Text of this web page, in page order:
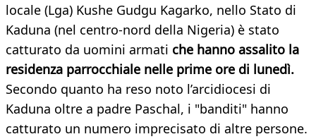
locale (Lga) Kushe Gudgu Kagarko, nello Stato di
Kaduna (nel centro-nord della Nigeria) è stato
catturato da uomini armati che hanno assalito la
residenza parrocchiale nelle prime ore di lunedì.
Secondo quanto ha reso noto l’arcidiocesi di
Kaduna oltre a padre Paschal, i "banditi" hanno
catturato un numero imprecisato di altre persone.